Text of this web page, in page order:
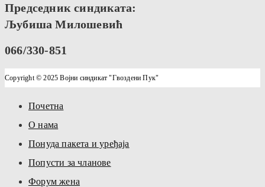
Председник синдиката:
Љубиша Милошевић
066/330-851
Copyright © 2025 Војни синдикат "Гвоздени Пук"
Почетна
О нама
Понуда пакета и уређаја
Попусти за чланове
Форум жена